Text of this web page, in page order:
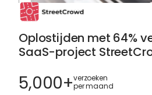
Oplostijden met 64%
SaaS-project
5,000+verzoeken
per maand